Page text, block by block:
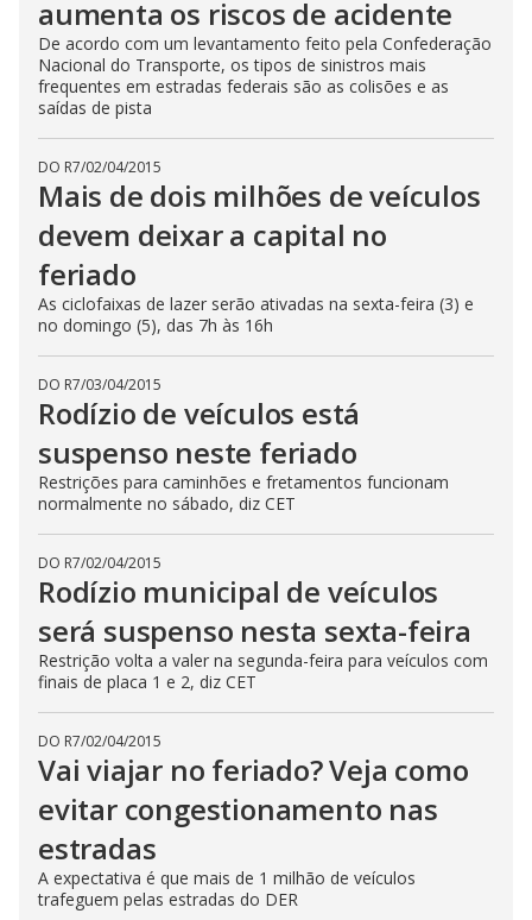
aumenta os riscos de acidente
De acordo com um levantamento feito pela Confederação
Nacional do Transporte, os tipos de sinistros mais
frequentes em estradas federais são as colisões e as
saídas de pista
DO R7/02/04/2015
Mais de dois milhões de veículos
devem deixar a capital no
feriado
As ciclofaixas de lazer serão ativadas na sexta-feira (3) e
no domingo (5), das 7h às 16h
DO R7/03/04/2015
Rodízio de veículos está
suspenso neste feriado
Restrições para caminhões e fretamentos funcionam
normalmente no sábado, diz CET
DO R7/02/04/2015
Rodízio municipal de veículos
será suspenso nesta sexta-feira
Restrição volta a valer na segunda-feira para veículos com
finais de placa 1 e 2, diz CET
DO R7/02/04/2015
Vai viajar no feriado? Veja como
evitar congestionamento nas
estradas
A expectativa é que mais de 1 milhão de veículos
trafeguem pelas estradas do DER